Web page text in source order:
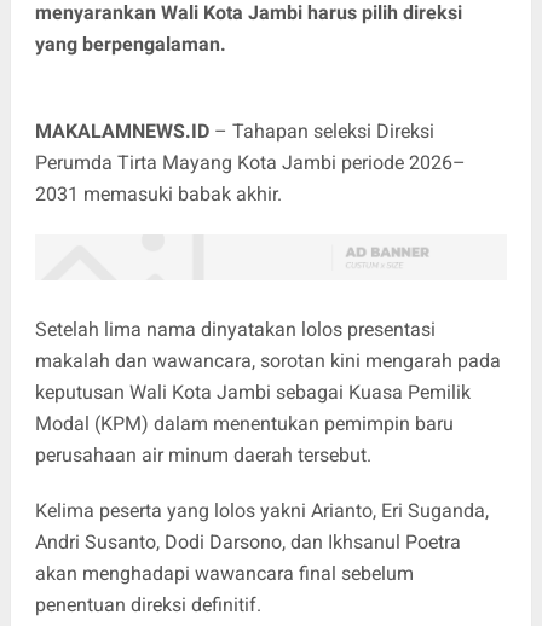
menyarankan Wali Kota Jambi harus pilih direksi
yang berpengalaman.
MAKALAMNEWS.ID– Tahapan seleksi Direksi
Perumda Tirta Mayang Kota Jambi periode 2026–
2031 memasuki babak akhir.
Setelah lima nama dinyatakan lolos presentasi
makalah dan wawancara, sorotan kini mengarah pada
keputusan Wali Kota Jambi sebagai Kuasa Pemilik
Modal (KPM) dalam menentukan pemimpin baru
perusahaan air minum daerah tersebut.
Kelima peserta yang lolos yakni Arianto, Eri Suganda,
Andri Susanto, Dodi Darsono, dan Ikhsanul Poetra
akan menghadapi wawancara final sebelum
penentuan direksi definitif.